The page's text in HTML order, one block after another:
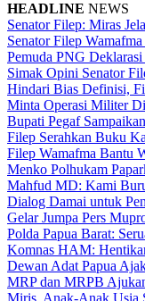
HEADLINE NEWS
Senator Filep: Miras
Senator Filep
Pemuda PNG
Simak Opini Senator
Hindari Bias Definisi,
Minta Operasi Militer
Bupati Pegaf
Filep Serahkan Buku
Filep Wamafma Bantu
Menko Polhukam
Mahfud MD: Kami
Dialog Damai untuk
Gelar Jumpa Pers
Polda Papua Barat:
Komnas HAM:
Dewan Adat Papua
MRP dan MRPB
Miris, Anak-Anak Usia